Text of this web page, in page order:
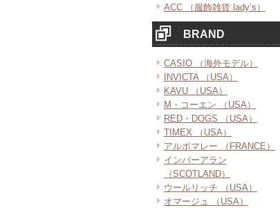
ACC （服飾雑貨 lady’s）
BRAND
CASIO （海外モデル）
INVICTA （USA）
KAVU （USA）
M・コーエン （USA）
RED・DOGS （USA）
TIMEX （USA）
アルボマレー （FRANCE）
インバーアラン
（SCOTLAND）
ウールリッチ （USA）
オマージュ （USA）